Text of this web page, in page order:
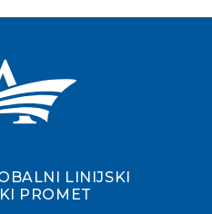
LINIJSKI
PROMET